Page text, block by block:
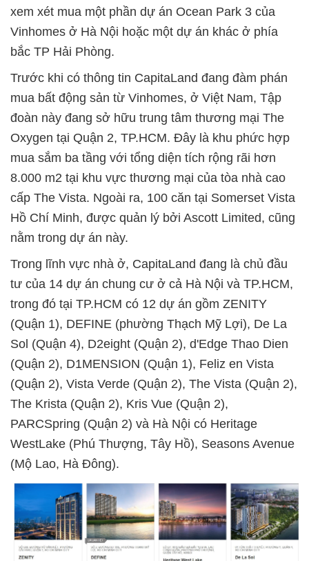
xem xét mua một phần dự án Ocean Park 3 của
Vinhomes ở Hà Nội hoặc một dự án khác ở phía
bắc TP Hải Phòng.
Trước khi có thông tin CapitaLand đang đàm phán
mua bất động sản từ Vinhomes, ở Việt Nam, Tập
đoàn này đang sở hữu trung tâm thương mại The
Oxygen tại Quận 2, TP.HCM. Đây là khu phức hợp
mua sắm ba tầng với tổng diện tích rộng rãi hơn
8.000 m2 tại khu vực thương mại của tòa nhà cao
cấp The Vista. Ngoài ra, 100 căn tại Somerset Vista
Hồ Chí Minh, được quản lý bởi Ascott Limited, cũng
nằm trong dự án này.
Trong lĩnh vực nhà ở, CapitaLand đang là chủ đầu
tư của 14 dự án chung cư ở cả Hà Nội và TP.HCM,
trong đó tại TP.HCM có 12 dự án gồm ZENITY
(Quận 1), DEFINE (phường Thạch Mỹ Lợi), De La
Sol (Quận 4), D2eight (Quận 2), d'Edge Thao Dien
(Quận 2), D1MENSION (Quận 1), Feliz en Vista
(Quận 2), Vista Verde (Quận 2), The Vista (Quận 2),
The Krista (Quận 2), Kris Vue (Quận 2),
PARCSpring (Quận 2) và Hà Nội có Heritage
WestLake (Phú Thượng, Tây Hồ), Seasons Avenue
(Mộ Lao, Hà Đông).